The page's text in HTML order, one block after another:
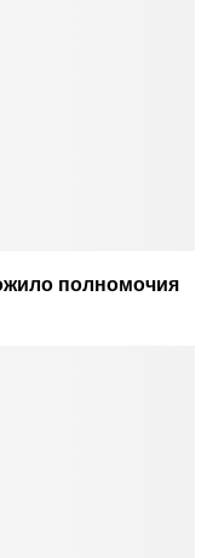
полномочия